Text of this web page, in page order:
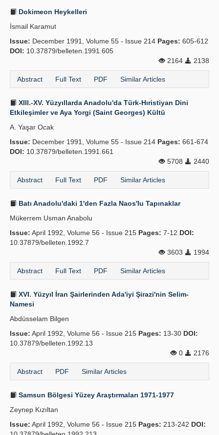
Dokimeon Heykelleri
İsmail Karamut
Issue: December 1991, Volume 55 - Issue 214 Pages: 605-612
DOI: 10.37879/belleten.1991.605
2164
2138
Abstract Full Text PDF Similar Articles
XIII.-XV. Yüzyıllarda Anadolu'da Türk-Hıristiyan Dini
Etkileşimler ve Aya Yorgi (Saint Georges) Kültü
A. Yaşar Ocak
Issue: December 1991, Volume 55 - Issue 214 Pages: 661-674
DOI: 10.37879/belleten.1991.661
5708
2440
Abstract Full Text PDF Similar Articles
Batı Anadolu'daki 1'den Fazla Naos'lu Tapınaklar
Mükerrem Usman Anabolu
Issue: April 1992, Volume 56 - Issue 215 Pages: 7-12 DOI:
10.37879/belleten.1992.7
3603
1994
Abstract Full Text PDF Similar Articles
XVI. Yüzyıl İran Şairlerinden Ada'iyi Şirazi'nin Selim-
Namesi
Abdüsselam Bilgen
Issue: April 1992, Volume 56 - Issue 215 Pages: 13-30 DOI:
10.37879/belleten.1992.13
0
2176
Abstract PDF Similar Articles
Samsun Bölgesi Yüzey Araştırmaları 1971-1977
Zeynep Kızıltan
Issue: April 1992, Volume 56 - Issue 215 Pages: 213-242 DOI: